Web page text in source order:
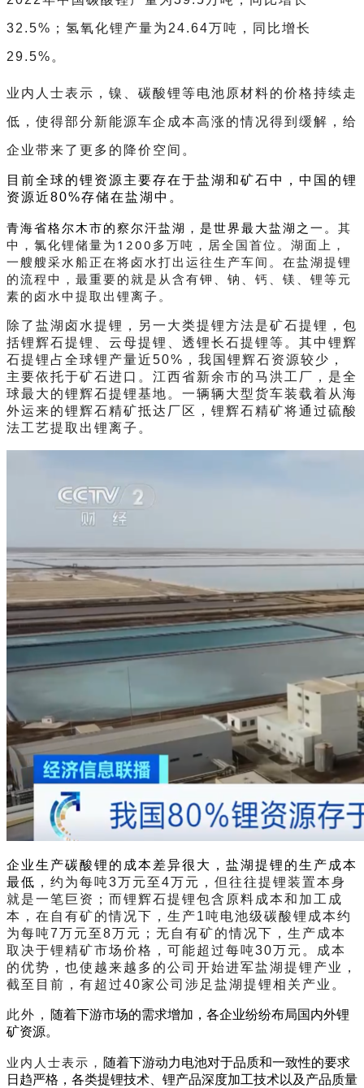
32.5%；氢氧化锂产量为24.64万吨，同比增长
29.5%。
业内人士表示，镍、碳酸锂等电池原材料的价格持续走
低，使得部分新能源车企成本高涨的情况得到缓解，给
企业带来了更多的降价空间。
目前全球的锂资源主要存在于盐湖和矿石中，中国的锂
资源近80%存储在盐湖中。
青海省格尔木市的察尔汗盐湖，是世界最大盐湖之一。 其
中，氯化锂储量为1200多万吨，居全国首位。湖面上，
一艘艘采水船正在将卤水打出运往生产车间。在盐湖提锂
的流程中，最重要的就是从含有钾、钠、钙、镁、锂等元
素的卤水中提取出锂离子。
除了盐湖卤水提锂，另一大类提锂方法是矿石提锂，包
括锂辉石提锂、云母提锂、透锂长石提锂等。其中锂辉
石提锂占全球锂产量近50%，我国锂辉石资源较少，
主要依托于矿石进口。江西省新余市的马洪工厂，是全
球最大的锂辉石提锂基地。一辆辆大型货车装载着从海
外运来的锂辉石精矿抵达厂区，锂辉石精矿将通过硫酸
法工艺提取出锂离子。
企业生产碳酸锂的成本差异很大，盐湖提锂的生产成本
最低 ，约为每吨3万元至4万元，但往往提锂装置本身
就是一笔巨资；而锂辉石提锂包含原料成本和加工成
本，在自有矿的情况下，生产1吨电池级碳酸锂成本约
为每吨7万元至8万元；无自有矿的情况下，生产成本
取决于锂精矿市场价格，可能超过每吨30万元。成本
的优势，也使越来越多的公司开始进军盐湖提锂产业，
截至目前，有超过40家公司涉足盐湖提锂相关产业。
此外，
随着下游市场的需求增加，各企业纷纷布局国内外锂
矿资源。
业内人士表示， 随着下游动力电池对于品质和一致性的要求
日趋严格，各类提锂技术、锂产品深度加工技术以及产品质量